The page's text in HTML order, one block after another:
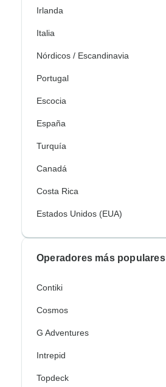
Irlanda
Italia
Nórdicos / Escandinavia
Portugal
Escocia
España
Turquía
Canadá
Costa Rica
Estados Unidos (EUA)
Operadores más populares
Contiki
Cosmos
G Adventures
Intrepid
Topdeck